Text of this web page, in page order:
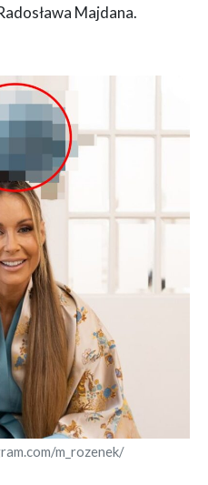
Majdana.
m_rozenek/